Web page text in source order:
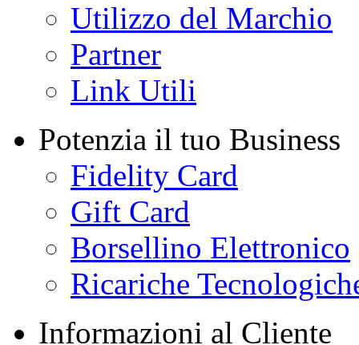
Utilizzo del Marchio
Partner
Link Utili
Potenzia il tuo Business
Fidelity Card
Gift Card
Borsellino Elettronico
Ricariche
Informazioni al Cliente